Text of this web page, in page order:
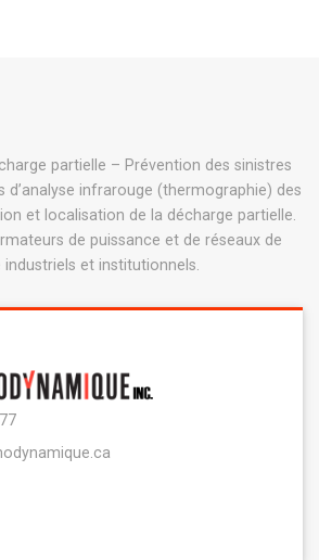
partielle – Prévention des sinistres
d’analyse infrarouge (thermographie) des
et localisation de la décharge partielle.
de puissance et de réseaux de
et institutionnels.